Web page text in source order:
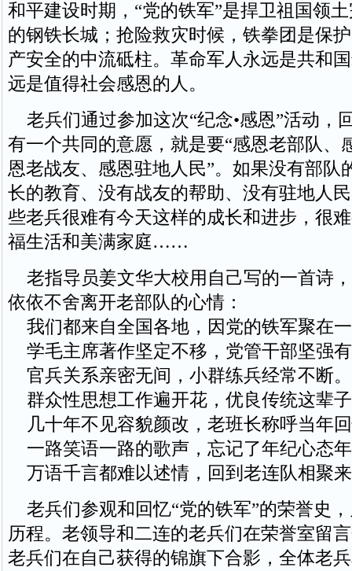
和平建设时期，“党的铁军”是捍卫祖国领
的钢铁长城；抢险救灾时候，铁拳团是保
产安全的中流砥柱。革命军人永远是共和
远是值得社会感恩的人。
老兵们通过参加这次“纪念•感恩”活动，
有一个共同的意愿，就是要“感恩老部队、
恩老战友、感恩驻地人民”。如果没有部队
长的教育、没有战友的帮助、没有驻地人
些老兵很难有今天这样的成长和进步，很
福生活和美满家庭……
老指导员姜文华大校用自己写的一首诗
依依不舍离开老部队的心情：
我们都来自全国各地，因党的铁军聚在
学毛主席著作坚定不移，党管干部坚强
官兵关系亲密无间，小群练兵经常不断。
群众性思想工作遍开花，优良传统这辈
几十年不见容貌颜改，老班长称呼当年
一路笑语一路的歌声，忘记了年纪心态
万语千言都难以述情，回到老连队相聚
老兵们参观和回忆“党的铁军”的荣誉史
历程。老领导和二连的老兵们在荣誉室留
老兵们在自己获得的锦旗下合影，全体老